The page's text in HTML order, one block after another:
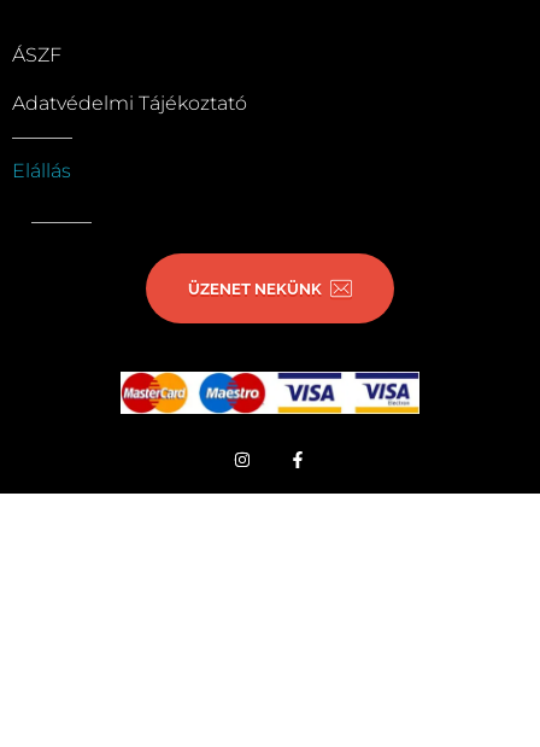
ÁSZF
Adatvédelmi Tájékoztató
Elállás
ÜZENET NEKÜNK